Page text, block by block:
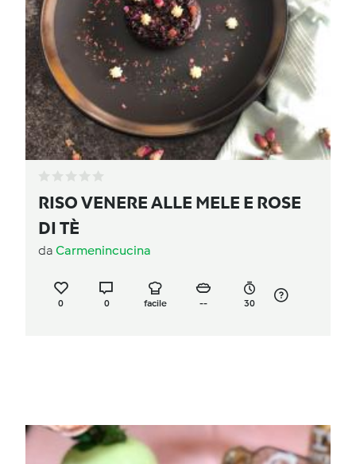
RISO VENERE ALLE MELE E ROSE
DI TÈ
da Carmenincucina
0 0 facile -- 30